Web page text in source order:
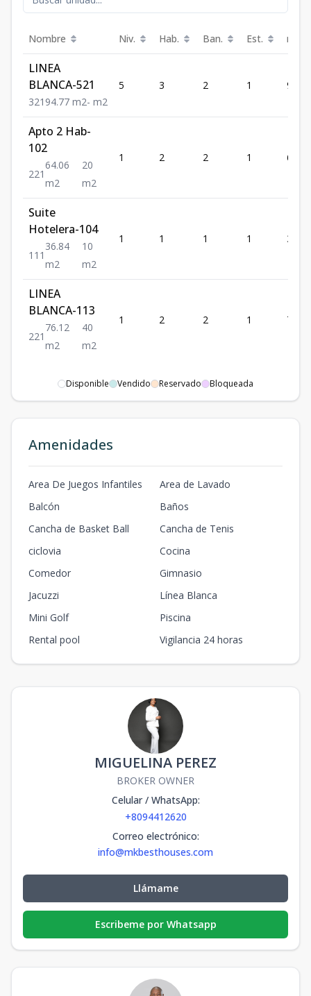
Nombre Niv. Hab. Ban. Est. m²
LINEA
BLANCA-521
321 94.77 m2- m2
5 3 2 1 94.77
Apto 2 Hab-
102
221
64.06
m2
20
m2
1 2 2 1 64.06
Suite
Hotelera-104
1 1 1
36.84
m2
10
m2
1 1 1 1 36.84
LINEA
BLANCA-113
221
76.12
m2
40
m2
1 2 2 1 76.12
Disponible Vendido Reservado Bloqueada
Amenidades
Area De Juegos Infantiles
Area de Lavado
Balcón
Baños
Cancha de Basket Ball
Cancha de Tenis
ciclovia
Cocina
Comedor
Gimnasio
Jacuzzi
Línea Blanca
Mini Golf
Piscina
Rental pool
Vigilancia 24 horas
MIGUELINA PEREZ
BROKER OWNER
Celular / WhatsApp:
+8094412620
Correo electrónico:
info@mkbesthouses.com
Llámame
Escribeme por Whatsapp